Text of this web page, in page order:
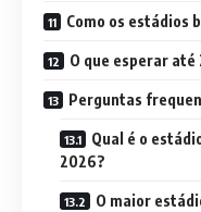
Como os estádios
O que esperar até
Perguntas
Qual é o
2026?
O maior